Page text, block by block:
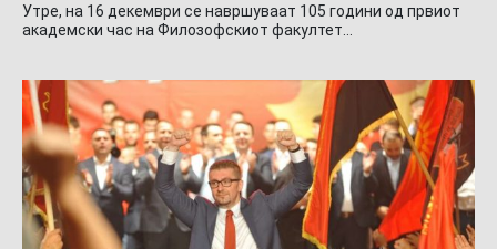
Утре, на 16 декември се навршуваат 105 години од првиот
академски час на Филозофскиот факултет…